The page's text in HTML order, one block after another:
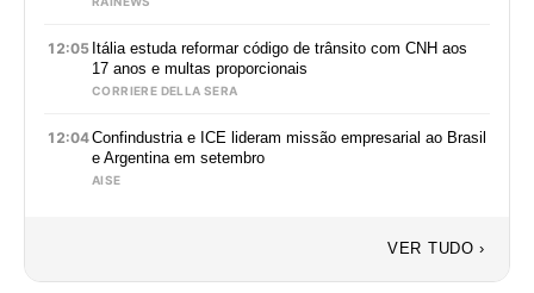
12:05 Itália estuda reformar código de trânsito com CNH aos
17 anos e multas proporcionais
CORRIERE DELLA SERA
12:04Confindustria e ICE lideram missão empresarial ao Brasil
e Argentina em setembro
AISE
VER TUDO ›